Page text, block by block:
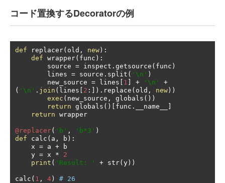
コード置換するDecoratorの例
def replacer( old , new ):
def wrapper( func ):
        source
= inspect . getsource ( func )
        lines
= source . split ( '\n' )
        new_source
= lines 1 + '\n'
+
( '\n' . join ( lines 2 :]). replace ( old , new ))
exec ( new_source , globals ())
return globals ()[ func . __name__
return wrapper
@replacer( 'b' , 'b*3' )
def calc ( a , b ):
    x
= a + b
    y
= x *
2
print ( 'Result: ' + str( y ))
calc ( 1 , 4 ) # 26